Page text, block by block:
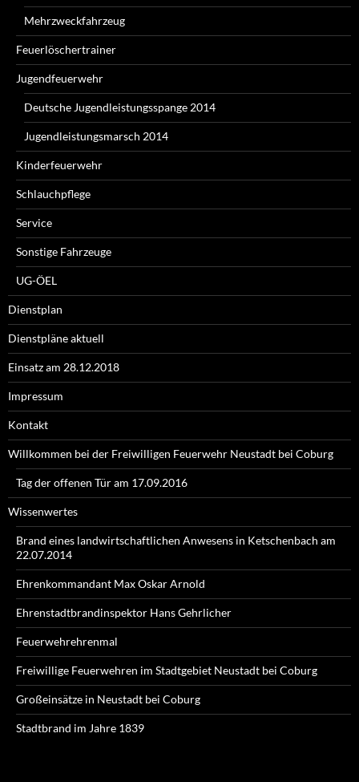
Mehrzweckfahrzeug
Feuerlöschertrainer
Jugendfeuerwehr
Deutsche Jugendleistungsspange 2014
Jugendleistungsmarsch 2014
Kinderfeuerwehr
Schlauchpflege
Service
Sonstige Fahrzeuge
UG-ÖEL
Dienstplan
Dienstpläne aktuell
Einsatz am 28.12.2018
Impressum
Kontakt
Willkommen bei der Freiwilligen Feuerwehr Neustadt bei Coburg
Tag der offenen Tür am 17.09.2016
Wissenwertes
Brand eines landwirtschaftlichen Anwesens in Ketschenbach am
22.07.2014
Ehrenkommandant Max Oskar Arnold
Ehrenstadtbrandinspektor Hans Gehrlicher
Feuerwehrehrenmal
Freiwillige Feuerwehren im Stadtgebiet Neustadt bei Coburg
Großeinsätze in Neustadt bei Coburg
Stadtbrand im Jahre 1839